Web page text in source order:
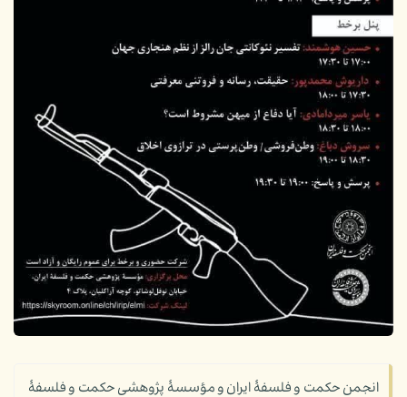
انجمن حکمت و فلسفۀ ایران و مؤسسۀ پژوهشی حکمت و فلسفۀ